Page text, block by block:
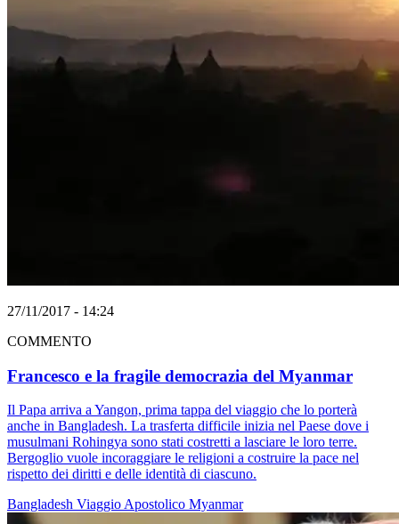
27/11/2017 - 14:24
COMMENTO
Francesco e la fragile democrazia del Myanmar
Il Papa arriva a Yangon, prima tappa del viaggio che lo porterà
anche in Bangladesh. La trasferta difficile inizia nel Paese dove i
musulmani Rohingya sono stati costretti a lasciare le loro terre.
Bergoglio vuole incoraggiare le religioni a costruire la pace nel
rispetto dei diritti e delle identità di ciascuno.
Bangladesh Viaggio Apostolico Myanmar